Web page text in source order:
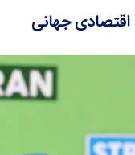
اقتصادی جهانی